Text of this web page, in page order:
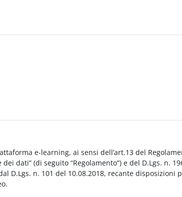
e-learning, ai sensi dell’art.13 del
dati” (di seguito “Regolamento”) e del D.Lgs. n.
D.Lgs. n. 101 del 10.08.2018, recante disposizioni